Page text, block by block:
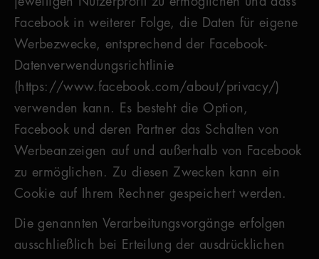
Facebook in weiterer Folge, die Daten für eigene
Werbezwecke, entsprechend der Facebook-
Datenverwendungsrichtlinie
(https://www.facebook.com/about/privacy/)
verwenden kann. Es besteht die Option,
Facebook und deren Partner das Schalten von
Werbeanzeigen auf und außerhalb von Facebook
zu ermöglichen. Zu diesen Zwecken kann ein
Cookie auf Ihrem Rechner gespeichert werden.
Die genannten Verarbeitungsvorgänge erfolgen
ausschließlich bei Erteilung der ausdrücklichen